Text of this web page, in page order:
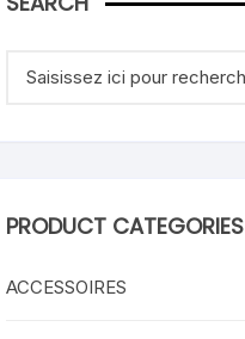
pour
PRODUCT CATEGORIES
ACCESSOIRES